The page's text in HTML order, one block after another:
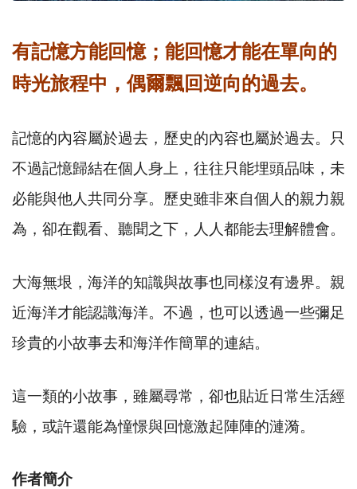
有記憶方能回憶；能回憶才能在單向的
時光旅程中，偶爾飄回逆向的過去。
記憶的內容屬於過去，歷史的內容也屬於過去。只
不過記憶歸結在個人身上，往往只能埋頭品味，未
必能與他人共同分享。歷史雖非來自個人的親力親
為，卻在觀看、聽聞之下，人人都能去理解體會。
大海無垠，海洋的知識與故事也同樣沒有邊界。親
近海洋才能認識海洋。不過，也可以透過一些彌足
珍貴的小故事去和海洋作簡單的連結。
這一類的小故事，雖屬尋常，卻也貼近日常生活經
驗，或許還能為憧憬與回憶激起陣陣的漣漪。
作者簡介